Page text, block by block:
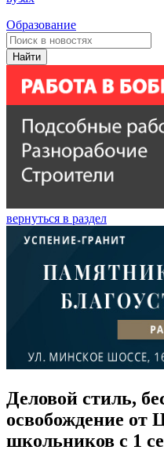
Образование
Найти
вернуться в раздел
Деловой стиль,
освобождение от
школьников с 1